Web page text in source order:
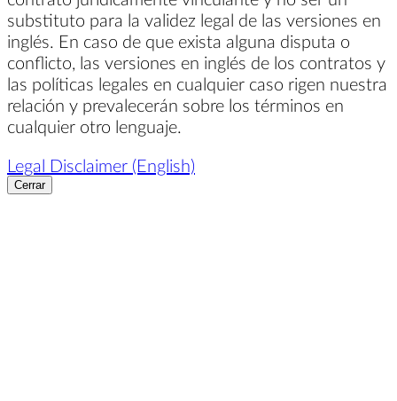
substituto para la validez legal de las versiones en
inglés. En caso de que exista alguna disputa o
conflicto, las versiones en inglés de los contratos y
las políticas legales en cualquier caso rigen nuestra
relación y prevalecerán sobre los términos en
cualquier otro lenguaje.
Legal Disclaimer (English)
Cerrar